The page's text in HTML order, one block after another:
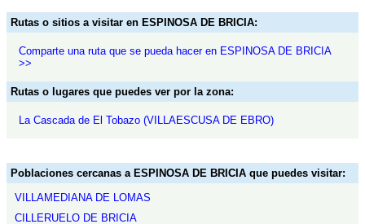
Rutas o sitios a visitar en ESPINOSA DE BRICIA:
Comparte una ruta que se pueda hacer en ESPINOSA DE BRICIA
>>
Rutas o lugares que puedes ver por la zona:
La Cascada de El Tobazo (VILLAESCUSA DE EBRO)
Poblaciones cercanas a ESPINOSA DE BRICIA que puedes visitar:
VILLAMEDIANA DE LOMAS
CILLERUELO DE BRICIA